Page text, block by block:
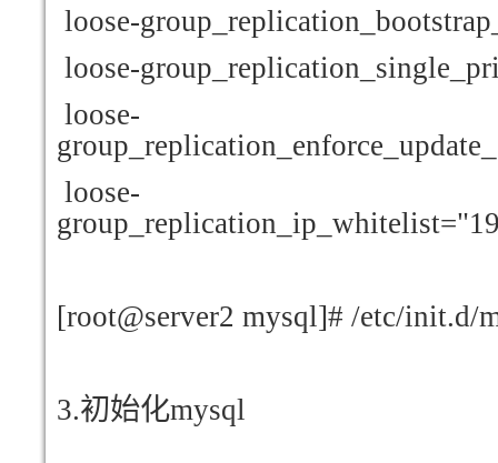
loose-
loose-
loose-
loose-
[root@server2 mysql]# /etc/init.d/
3.初始化mysql